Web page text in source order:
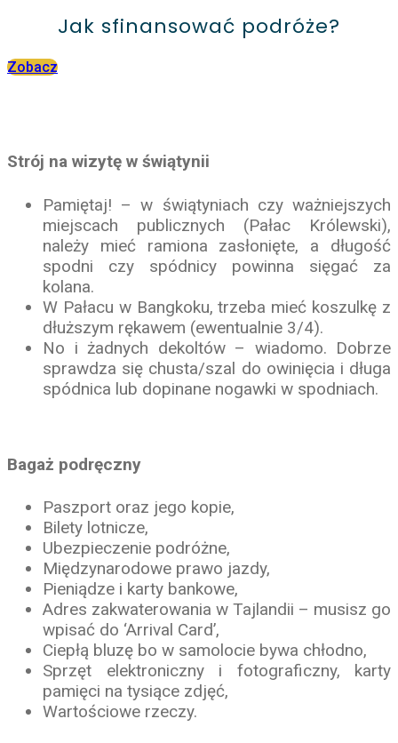
Jak sfinansować podróże?
Zobacz
Strój na wizytę w świątynii
Pamiętaj! – w świątyniach czy ważniejszych
miejscach publicznych (Pałac Królewski),
należy mieć ramiona zasłonięte, a długość
spodni czy spódnicy powinna sięgać za
kolana.
W Pałacu w Bangkoku, trzeba mieć koszulkę z
dłuższym rękawem (ewentualnie 3/4).
No i żadnych dekoltów – wiadomo. Dobrze
sprawdza się chusta/szal do owinięcia i długa
spódnica lub dopinane nogawki w spodniach.
Bagaż podręczny
Paszport oraz jego kopie,
Bilety lotnicze,
Ubezpieczenie podróżne,
Międzynarodowe prawo jazdy,
Pieniądze i karty bankowe,
Adres zakwaterowania w Tajlandii – musisz go
wpisać do ‘Arrival Card’,
Ciepłą bluzę bo w samolocie bywa chłodno,
Sprzęt elektroniczny i fotograficzny, karty
pamięci na tysiące zdjęć,
Wartościowe rzeczy.